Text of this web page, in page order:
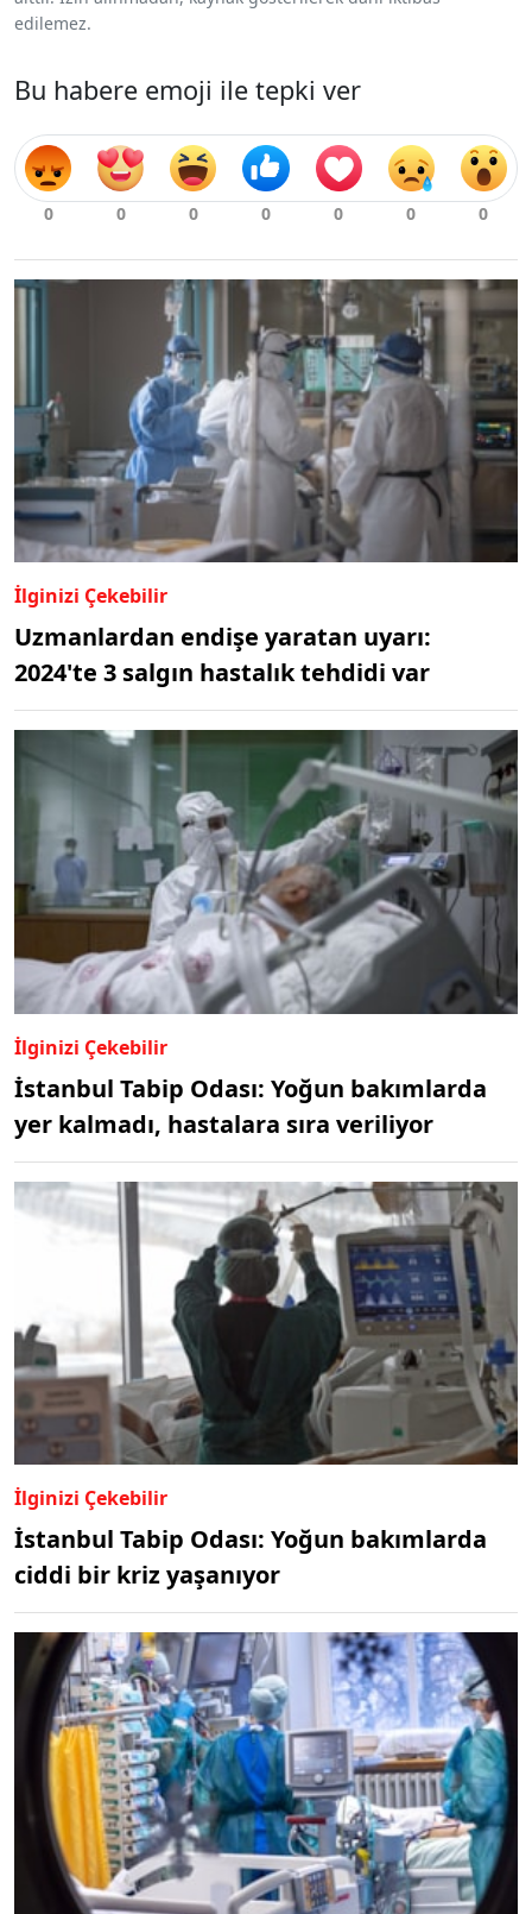
edilemez.
Bu habere emoji ile tepki ver
İlginizi Çekebilir
Uzmanlardan endişe yaratan uyarı:
2024'te 3 salgın hastalık tehdidi var
İlginizi Çekebilir
İstanbul Tabip Odası: Yoğun bakımlarda
yer kalmadı, hastalara sıra veriliyor
İlginizi Çekebilir
İstanbul Tabip Odası: Yoğun bakımlarda
ciddi bir kriz yaşanıyor